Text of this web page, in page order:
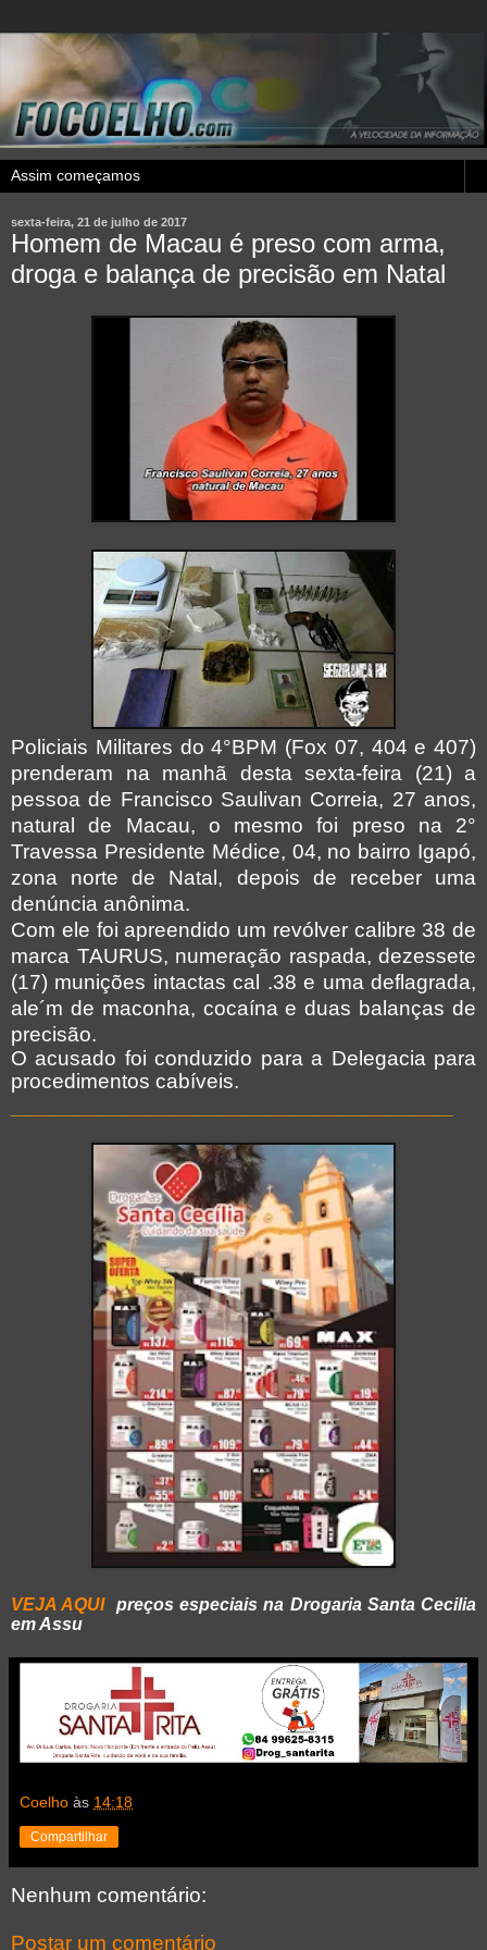
sexta-feira, 21 de julho de 2017
Homem de Macau é preso com arma,
droga e balança de precisão em Natal
Policiais Militares do 4°BPM (Fox 07, 404 e 407)
prenderam na manhã desta sexta-feira (21) a
pessoa de Francisco Saulivan Correia, 27 anos,
natural de Macau, o mesmo foi preso na 2°
Travessa Presidente Médice, 04, no bairro Igapó,
zona norte de Natal, depois de receber uma
denúncia anônima.
Com ele foi apreendido um revólver calibre 38 de
marca TAURUS, numeração raspada, dezessete
(17) munições intactas cal .38 e uma deflagrada,
ale´m de maconha, cocaína e duas balanças de
precisão.
O acusado foi conduzido para a Delegacia para
procedimentos cabíveis.
VEJA AQUIpreços especiais na Drogaria Santa Cecilia
em Assu
Coelho às 14:18
Compartilhar
Nenhum comentário:
Postar um comentário